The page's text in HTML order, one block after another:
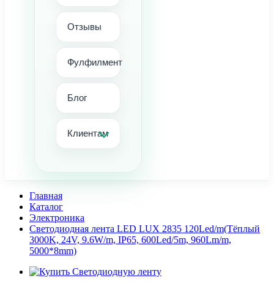
Отзывы
Фулфилмент
Блог
Клиентам
Главная
Каталог
Электроника
Светодиодная лента LED LUX 2835 120Led/m(Тёплый
3000K, 24V, 9.6W/m, IP65, 600Led/5m, 960Lm/m,
5000*8mm)